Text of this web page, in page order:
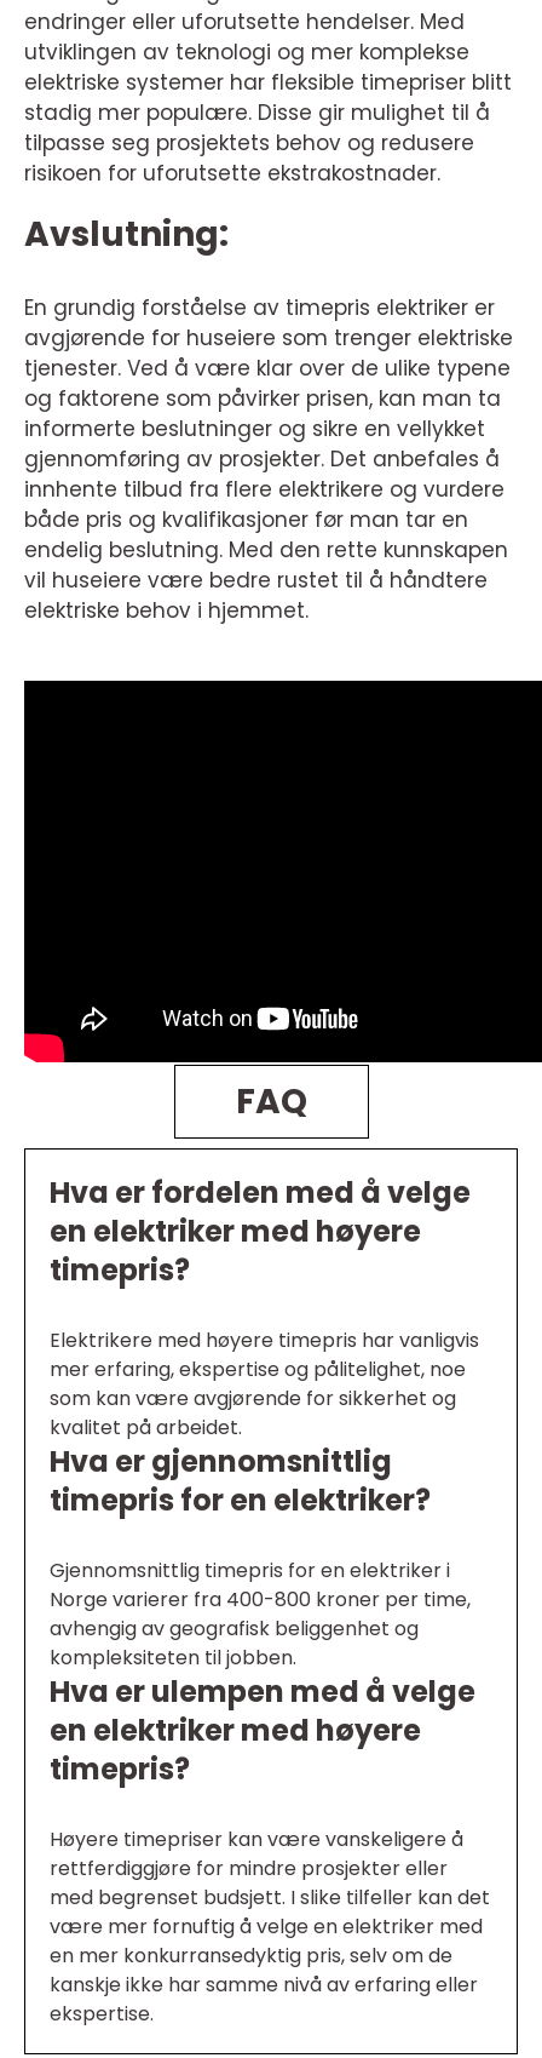
endringer eller uforutsette hendelser. Med
utviklingen av teknologi og mer komplekse
elektriske systemer har fleksible timepriser blitt
stadig mer populære. Disse gir mulighet til å
tilpasse seg prosjektets behov og redusere
risikoen for uforutsette ekstrakostnader.
Avslutning:
En grundig forståelse av timepris elektriker er
avgjørende for huseiere som trenger elektriske
tjenester. Ved å være klar over de ulike typene
og faktorene som påvirker prisen, kan man ta
informerte beslutninger og sikre en vellykket
gjennomføring av prosjekter. Det anbefales å
innhente tilbud fra flere elektrikere og vurdere
både pris og kvalifikasjoner før man tar en
endelig beslutning. Med den rette kunnskapen
vil huseiere være bedre rustet til å håndtere
elektriske behov i hjemmet.
FAQ
Hva er fordelen med å velge
en elektriker med høyere
timepris?
Elektrikere med høyere timepris har vanligvis
mer erfaring, ekspertise og pålitelighet, noe
som kan være avgjørende for sikkerhet og
kvalitet på arbeidet.
Hva er gjennomsnittlig
timepris for en elektriker?
Gjennomsnittlig timepris for en elektriker i
Norge varierer fra 400-800 kroner per time,
avhengig av geografisk beliggenhet og
kompleksiteten til jobben.
Hva er ulempen med å velge
en elektriker med høyere
timepris?
Høyere timepriser kan være vanskeligere å
rettferdiggjøre for mindre prosjekter eller
med begrenset budsjett. I slike tilfeller kan det
være mer fornuftig å velge en elektriker med
en mer konkurransedyktig pris, selv om de
kanskje ikke har samme nivå av erfaring eller
ekspertise.